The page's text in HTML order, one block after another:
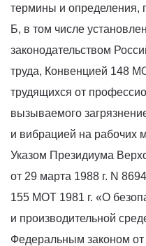
термины и определения,
Б, в том числе
законодательством
труда, Конвенцией 148
трудящихся от
вызываемого
и вибрацией на рабочих
Указом Президиума
от 29 марта 1988 г. N
155 МОТ 1981 г. «О
и производительной
Федеральным законом от